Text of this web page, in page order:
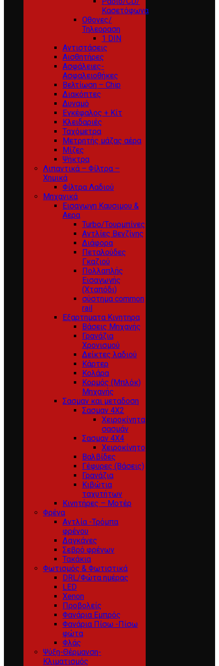
Κασετόφωνα
Οθονες/
Τηλεοραση
1 DIN
Αντιστάσεις
Αισθητήρες
Ασφάλειες-
Ασφαλειοθήκες
Βελτίωση – Chip
Διακόπτες
Δυναμό
Εγκέφαλος + Κίτ
Κλειδαριές
Ταχόμετρα
Μετρητής μάζας αέρα
Μίζες
Ψήκτρα
Λιπαντικά – Φίλτρα –
Χημικά
Φίλτρα Λαδιού
Μηχανικά
Εισαγωγη Καυσιμου &
Αερα
Turbo/Τουρμπίνες
Αντλίες Βενζίνης
Διάφορα
Πεταλούδες
Γκαζιού
Πολλαπλής
Εισαγωγής
(Χταπόδι)
σύστημα common
rail
Εξαρτηματα Κινητηρα
Βάσεις Μηχανής
Γρανάζια
Χρονισμού
Δείκτες λαδιού
Κάρτερ
Κολάρα
Κορμός (Μπλόκ)
Μηχανής
Σασμαν και μεταδοση
Σασμαν 4Χ2
Χειροκίνητα
σασμάν
Σασμαν 4Χ4
Χειροκίνητο
Βαλβίδες
Γέφυρες (Βάσεις)
Γρανάζια
Κιβώτια
ταχυτήτων
Κινητήρες – Μοτέρ
Φρένα
Αντλία -Τρόμπα
φρένου
Δαγκάνες
Σεβρό φρένων
Τακάκια
Φωτισμός & Φωτιστικά
DRL/Φώτα ημέρας
LED
Xenon
Προβολείς
Φανάρια Εμπρός
Φανάρια Πίσω -Πίσω
φώτα
Φλάς
Ψύξη-Θέρμανση-
Κλιματισμός